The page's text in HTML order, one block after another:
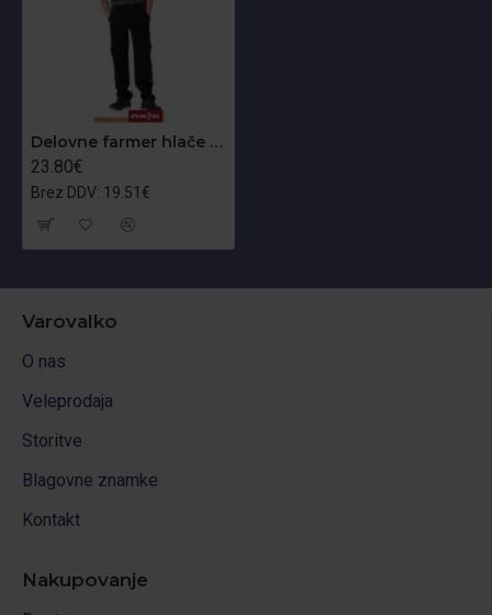
Delovne farmer hlače Promaster PRO-B
23.80€
Brez DDV: 19.51€
Varovalko
O nas
Veleprodaja
Storitve
Blagovne znamke
Kontakt
Nakupovanje